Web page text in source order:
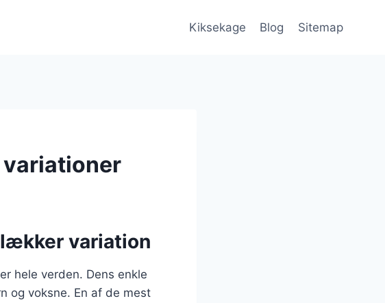
Kiksekage Blog Sitemap
variationer
variation
hele verden. Dens enkle
og voksne. En af de mest